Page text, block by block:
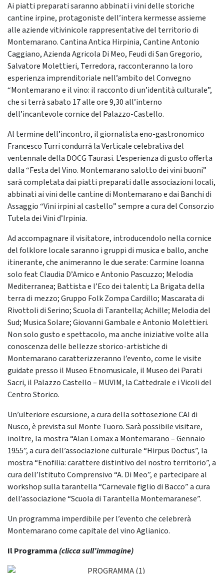
Ai piatti preparati saranno abbinati i vini delle storiche
cantine irpine, protagoniste dell’intera kermesse assieme
alle aziende vitivinicole rappresentative del territorio di
Montemarano. Cantina Antica Hirpinia, Cantine Antonio
Caggiano, Azienda Agricola Di Meo, Feudi di San Gregorio,
Salvatore Molettieri, Terredora, racconteranno la loro
esperienza imprenditoriale nell’ambito del Convegno
“Montemarano e il vino: il racconto di un’identità culturale”,
che si terrà sabato 17 alle ore 9,30 all’interno
dell’incantevole cornice del Palazzo-Castello.
Al termine dell’incontro, il giornalista eno-gastronomico
Francesco Turri condurrà la Verticale celebrativa del
ventennale della DOCG Taurasi. L’esperienza di gusto offerta
dalla “Festa del Vino. Montemarano salotto dei vini buoni”
sarà completata dai piatti preparati dalle associazioni locali,
abbinati ai vini delle cantine di Montemarano e dai Banchi di
Assaggio “Vini irpini al castello” sempre a cura del Consorzio
Tutela dei Vini d’Irpinia.
Ad accompagnare il visitatore, introducendolo nella cornice
del folklore locale saranno i gruppi di musica e ballo, anche
itinerante, che animeranno le due serate: Carmine Ioanna
solo feat Claudia D’Amico e Antonio Pascuzzo; Melodia
Mediterranea; Battista e l’Eco dei talenti; La Brigata della
terra di mezzo; Gruppo Folk Zompa Cardillo; Mascarata di
Rivottoli di Serino; Scuola di Tarantella; Achille; Melodia del
Sud; Musica Solare; Giovanni Gambale e Antonio Molettieri.
Non solo gusto e spettacolo, ma anche iniziative volte alla
conoscenza delle bellezze storico-artistiche di
Montemarano caratterizzeranno l’evento, come le visite
guidate presso il Museo Etnomusicale, il Museo dei Parati
Sacri, il Palazzo Castello – MUVIM, la Cattedrale e i Vicoli del
Centro Storico.
Un’ulteriore escursione, a cura della sottosezione CAI di
Nusco, è prevista sul Monte Tuoro. Sarà possibile visitare,
inoltre, la mostra “Alan Lomax a Montemarano – Gennaio
1955”, a cura dell’associazione culturale “Hirpus Doctus”, la
mostra “Enofilia: carattere distintivo del nostro territorio”, a
cura dell’Istituto Comprensivo “A. Di Meo”, e partecipare al
workshop sulla tarantella “Carnevale figlio di Bacco” a cura
dell’associazione “Scuola di Tarantella Montemaranese”.
Un programma imperdibile per l’evento che celebrerà
Montemarano come capitale del vino Aglianico.
Il Programma (clicca sull’immagine)